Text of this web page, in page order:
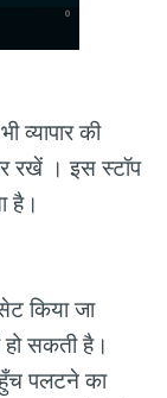
व्यापार की
रखें । इस स्टॉप
है।
किया जा
हो सकती है।
पलटने का